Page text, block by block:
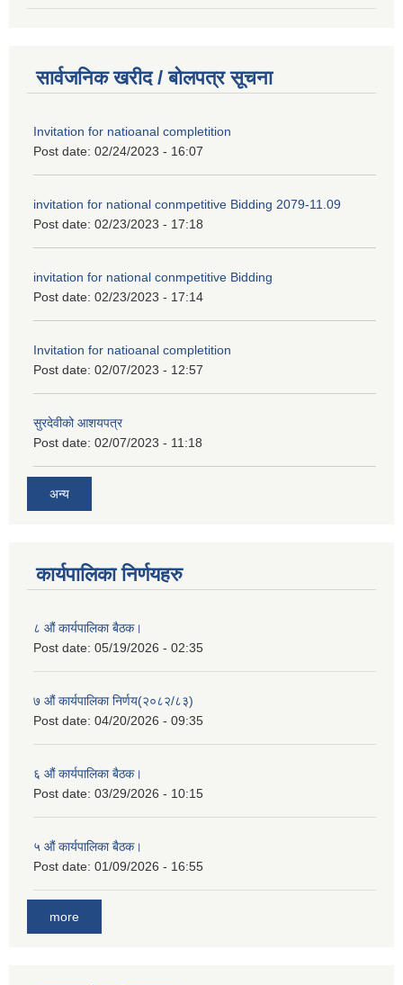
सार्वजनिक खरीद / बोलपत्र सूचना
Invitation for natioanal completition
Post date: 02/24/2023 - 16:07
invitation for national conmpetitive Bidding 2079-11.09
Post date: 02/23/2023 - 17:18
invitation for national conmpetitive Bidding
Post date: 02/23/2023 - 17:14
Invitation for natioanal completition
Post date: 02/07/2023 - 12:57
सुरदेवीको आशयपत्र
Post date: 02/07/2023 - 11:18
अन्य
कार्यपालिका निर्णयहरु
८ औं कार्यपालिका बैठक।
Post date: 05/19/2026 - 02:35
७ औं कार्यपालिका निर्णय(२०८२/८३)
Post date: 04/20/2026 - 09:35
६ औं कार्यपालिका बैठक।
Post date: 03/29/2026 - 10:15
५ औं कार्यपालिका बैठक।
Post date: 01/09/2026 - 16:55
more